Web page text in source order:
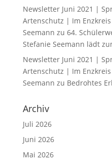
Newsletter Juni 2021 |
Artenschutz | Im
Seemann zu 64.
Stefanie Seemann lädt
Newsletter Juni 2021 |
Artenschutz | Im
Seemann zu Bedrohtes
Archiv
Juli 2026
Juni 2026
Mai 2026